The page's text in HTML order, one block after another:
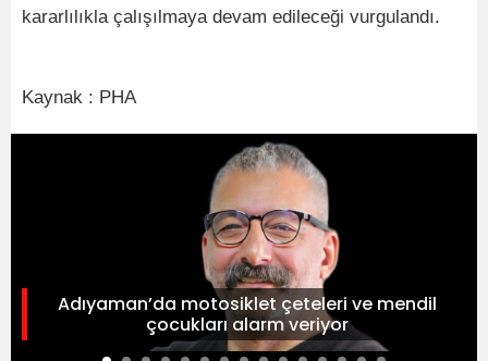
kararlılıkla çalışılmaya devam edileceği vurgulandı.
Kaynak : PHA
Adıyaman’da motosiklet çeteleri ve mendil
çocukları alarm veriyor